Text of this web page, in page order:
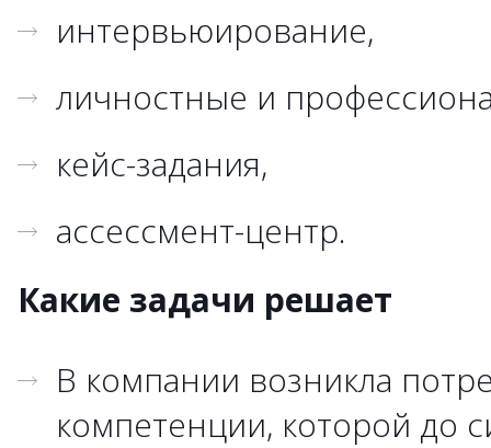
интервьюирование,
личностные и
кейс-задания,
ассессмент-центр.
Какие задачи решает
В компании возникла
компетенции, которой до